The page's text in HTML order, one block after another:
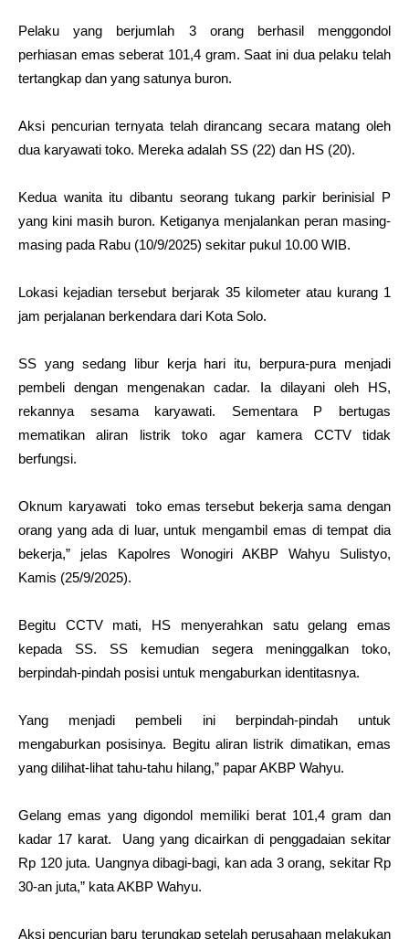
Pelaku yang berjumlah 3 orang berhasil menggondol
perhiasan emas seberat 101,4 gram. Saat ini dua pelaku telah
tertangkap dan yang satunya buron.
Aksi pencurianternyata telah dirancang secara matang oleh
dua karyawati toko. Mereka adalah SS (22) dan HS (20).
Kedua wanita itu dibantu seorang tukang parkir berinisial P
yang kini masih buron. Ketiganya menjalankan peran masing-
masing pada Rabu (10/9/2025) sekitar pukul 10.00 WIB.
Lokasi kejadian tersebut berjarak 35 kilometer atau kurang 1
jam perjalanan berkendara dari Kota Solo.
SS yang sedang libur kerja hari itu, berpura-pura menjadi
pembeli dengan mengenakan cadar. Ia dilayani oleh HS,
rekannya sesama karyawati. Sementara P bertugas
mematikan aliran listrik toko agar kamera CCTV tidak
berfungsi.
Oknum karyawati toko emas tersebut bekerja sama dengan
orang yang ada di luar, untuk mengambil emas di tempat dia
bekerja,” jelas Kapolres Wonogiri AKBP Wahyu Sulistyo,
Kamis (25/9/2025).
Begitu CCTV mati, HS menyerahkan satu gelang emas
kepada SS. SS kemudian segera meninggalkan toko,
berpindah-pindah posisi untuk mengaburkan identitasnya.
Yang menjadi pembeli ini berpindah-pindah untuk
mengaburkan posisinya. Begitu aliran listrik dimatikan, emas
yang dilihat-lihat tahu-tahu hilang,” papar AKBP Wahyu.
Gelang emas yang digondol memiliki berat 101,4 gram dan
kadar 17 karat. Uang yang dicairkan di penggadaian sekitar
Rp 120 juta. Uangnya dibagi-bagi, kan ada 3 orang, sekitar Rp
30-an juta,” kata AKBP Wahyu.
Aksi pencurian baru terungkap setelah perusahaan melakukan